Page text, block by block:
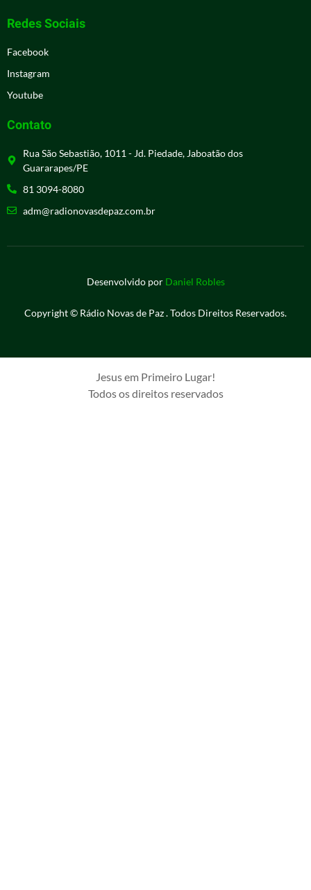
Redes Sociais
Facebook
Instagram
Youtube
Contato
Rua São Sebastião, 1011 - Jd. Piedade, Jaboatão dos
Guararapes/PE
81 3094-8080
adm@radionovasdepaz.com.br
Desenvolvido por Daniel Robles
Copyright © Rádio Novas de Paz . Todos Direitos Reservados.
Jesus em Primeiro Lugar!
Todos os direitos reservados